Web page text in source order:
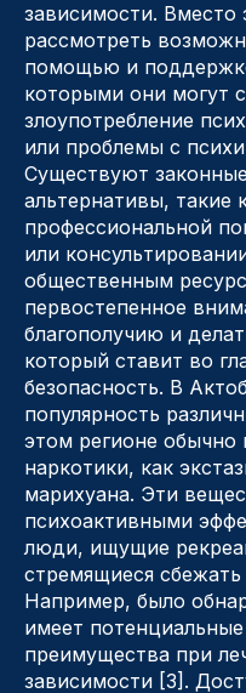
зависимости. Вместо
рассмотреть
помощью и
которыми они могут
злоупотребление
или проблемы с
Существуют
альтернативы, такие
профессиональной
или
общественным
первостепенное
благополучию и
который ставит во
безопасность. В
популярность
этом регионе обычно
наркотики, как
марихуана. Эти
психоактивными
люди, ищущие
стремящиеся
Например, было
имеет
преимущества при
зависимости [3].